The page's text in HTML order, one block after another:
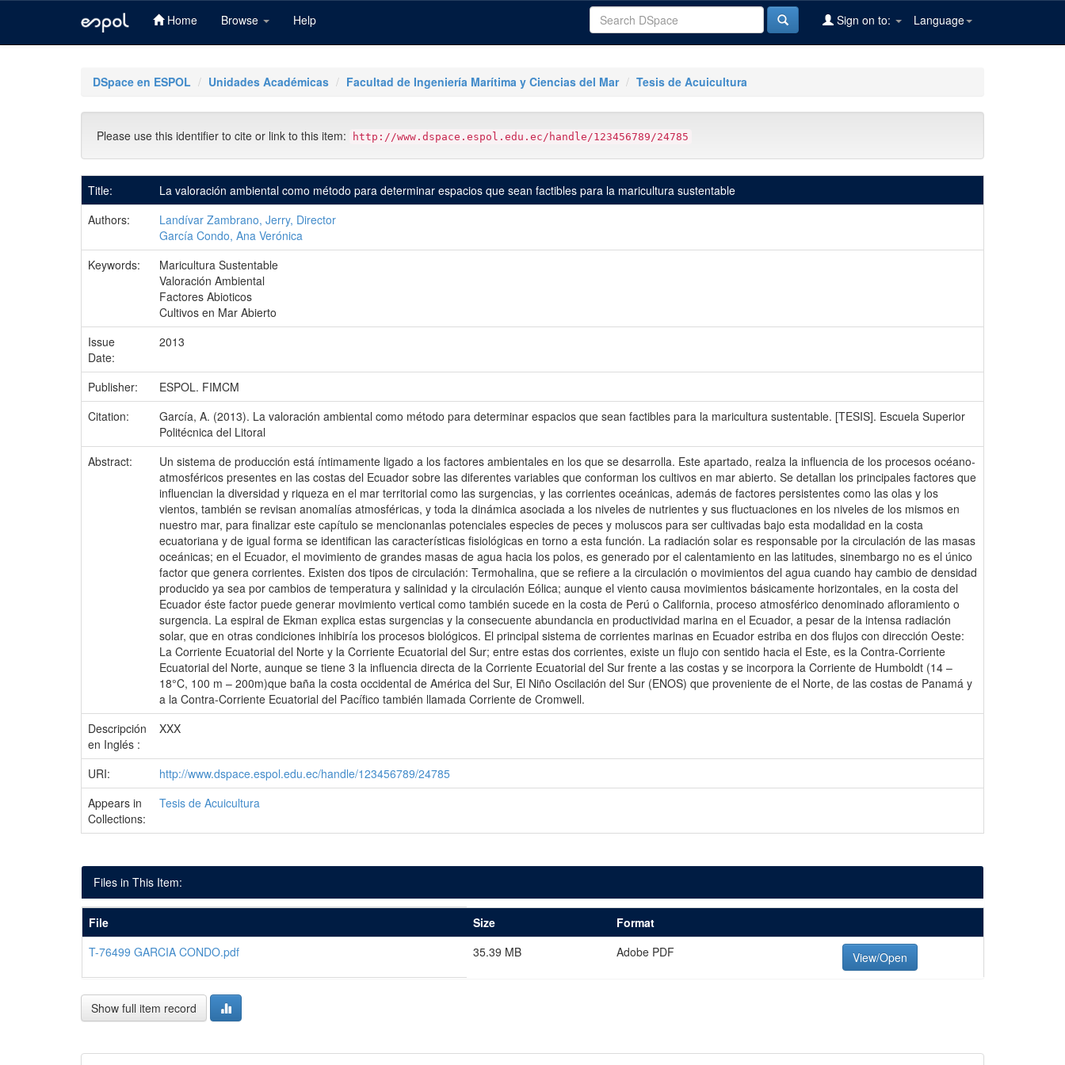
Home Browse Help Language
Sign on to:
DSpace en ESPOL Unidades Académicas Facultad de Ingeniería Marítima y Ciencias del Mar Tesis de Acuicultura
Please use this identifier to cite or link to this item: http://www.dspace.espol.edu.ec/handle/123456789/24785
Title:
La valoración ambiental como método para determinar espacios que sean factibles para la maricultura sustentable
Authors:
Landívar Zambrano, Jerry, Director
García Condo, Ana Verónica
Keywords:
Maricultura Sustentable
Valoración Ambiental
Factores Abioticos
Cultivos en Mar Abierto
Issue
Date:
2013
Publisher:
ESPOL. FIMCM
Citation:
García, A. (2013). La valoración ambiental como método para determinar espacios que sean factibles para la maricultura sustentable. [TESIS]. Escuela Superior
Politécnica del Litoral
Abstract:
Un sistema de producción está íntimamente ligado a los factores ambientales en los que se desarrolla. Este apartado, realza la influencia de los procesos océano-
atmosféricos presentes en las costas del Ecuador sobre las diferentes variables que conforman los cultivos en mar abierto. Se detallan los principales factores que
influencian la diversidad y riqueza en el mar territorial como las surgencias, y las corrientes oceánicas, además de factores persistentes como las olas y los
vientos, también se revisan anomalías atmosféricas, y toda la dinámica asociada a los niveles de nutrientes y sus fluctuaciones en los niveles de los mismos en
nuestro mar, para finalizar este capítulo se mencionanlas potenciales especies de peces y moluscos para ser cultivadas bajo esta modalidad en la costa
ecuatoriana y de igual forma se identifican las características fisiológicas en torno a esta función. La radiación solar es responsable por la circulación de las masas
oceánicas; en el Ecuador, el movimiento de grandes masas de agua hacia los polos, es generado por el calentamiento en las latitudes, sinembargo no es el único
factor que genera corrientes. Existen dos tipos de circulación: Termohalina, que se refiere a la circulación o movimientos del agua cuando hay cambio de densidad
producido ya sea por cambios de temperatura y salinidad y la circulación Eólica; aunque el viento causa movimientos básicamente horizontales, en la costa del
Ecuador éste factor puede generar movimiento vertical como también sucede en la costa de Perú o California, proceso atmosférico denominado afloramiento o
surgencia. La espiral de Ekman explica estas surgencias y la consecuente abundancia en productividad marina en el Ecuador, a pesar de la intensa radiación
solar, que en otras condiciones inhibiría los procesos biológicos. El principal sistema de corrientes marinas en Ecuador estriba en dos flujos con dirección Oeste:
La Corriente Ecuatorial del Norte y la Corriente Ecuatorial del Sur; entre estas dos corrientes, existe un flujo con sentido hacia el Este, es la Contra-Corriente
Ecuatorial del Norte, aunque se tiene 3 la influencia directa de la Corriente Ecuatorial del Sur frente a las costas y se incorpora la Corriente de Humboldt (14 –
18°C, 100 m – 200m)que baña la costa occidental de América del Sur, El Niño Oscilación del Sur (ENOS) que proveniente de el Norte, de las costas de Panamá y
a la Contra-Corriente Ecuatorial del Pacífico también llamada Corriente de Cromwell.
Descripción
en Inglés :
XXX
URI:
http://www.dspace.espol.edu.ec/handle/123456789/24785
Appears in
Collections:
Tesis de Acuicultura
Files in This Item:
File Size
Format
T-76499 GARCIA CONDO.pdf
35.39 MB Adobe PDF View/Open
Show full item record